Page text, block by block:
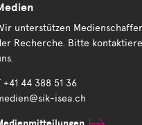
unterstützen
Recherche. Bitte
+41 44 388 51 36
isea.ch